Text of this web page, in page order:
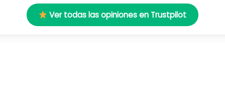
Ver todas las opiniones en Trustpilot